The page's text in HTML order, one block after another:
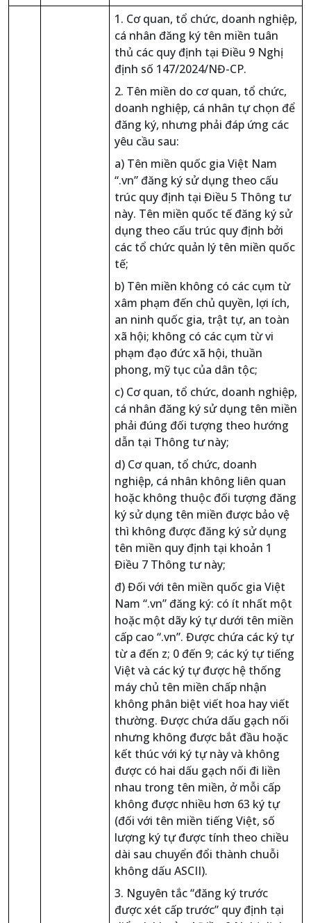
1. Cơ quan, tổ chức, doanh nghiệp,
cá nhân đăng ký tên miền tuân
thủ các quy định tại Điều 9 Nghị
định số 147/2024/NĐ-CP.
2. Tên miền do cơ quan, tổ chức,
doanh nghiệp, cá nhân tự chọn để
đăng ký, nhưng phải đáp ứng các
yêu cầu sau:
a) Tên miền quốc gia Việt Nam
“.vn” đăng ký sử dụng theo cấu
trúc quy định tại Điều 5 Thông tư
này. Tên miền quốc tế đăng ký sử
dụng theo cấu trúc quy định bởi
các tổ chức quản lý tên miền quốc
tế;
b) Tên miền không có các cụm từ
xâm phạm đến chủ quyền, lợi ích,
an ninh quốc gia, trật tự, an toàn
xã hội; không có các cụm từ vi
phạm đạo đức xã hội, thuần
phong, mỹ tục của dân tộc;
c) Cơ quan, tổ chức, doanh nghiệp,
cá nhân đăng ký sử dụng tên miền
phải đúng đối tượng theo hướng
dẫn tại Thông tư này;
d) Cơ quan, tổ chức, doanh
nghiệp, cá nhân không liên quan
hoặc không thuộc đối tượng đăng
ký sử dụng tên miền được bảo vệ
thì không được đăng ký sử dụng
tên miền quy định tại khoản 1
Điều 7 Thông tư này;
đ) Đối với tên miền quốc gia Việt
Nam “.vn” đăng ký: có ít nhất một
hoặc một dãy ký tự dưới tên miền
cấp cao “.vn”. Được chứa các ký tự
từ a đến z; 0 đến 9; các ký tự tiếng
Việt và các ký tự được hệ thống
máy chủ tên miền chấp nhận
không phân biệt viết hoa hay viết
thường. Được chứa dấu gạch nối
nhưng không được bắt đầu hoặc
kết thúc với ký tự này và không
được có hai dấu gạch nối đi liền
nhau trong tên miền, ở mỗi cấp
không được nhiều hơn 63 ký tự
(đối với tên miền tiếng Việt, số
lượng ký tự được tính theo chiều
dài sau chuyển đổi thành chuỗi
không dấu ASCII).
3. Nguyên tắc “đăng ký trước
được xét cấp trước” quy định tại